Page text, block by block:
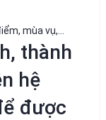
mùa vụ,…
thành
hệ
được